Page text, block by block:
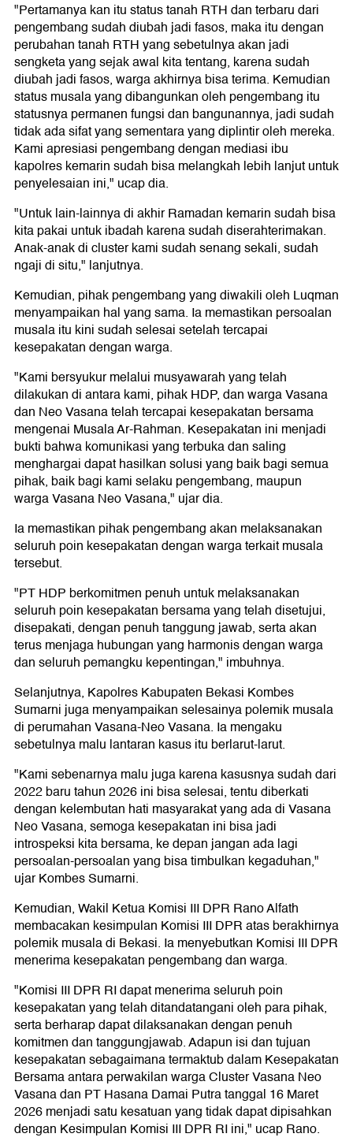
"Pertamanya kan itu status tanah RTH dan terbaru dari
pengembang sudah diubah jadi fasos, maka itu dengan
perubahan tanah RTH yang sebetulnya akan jadi
sengketa yang sejak awal kita tentang, karena sudah
diubah jadi fasos, warga akhirnya bisa terima. Kemudian
status musala yang dibangunkan oleh pengembang itu
statusnya permanen fungsi dan bangunannya, jadi sudah
tidak ada sifat yang sementara yang diplintir oleh mereka.
Kami apresiasi pengembang dengan mediasi ibu
kapolres kemarin sudah bisa melangkah lebih lanjut untuk
penyelesaian ini," ucap dia.
"Untuk lain-lainnya di akhir Ramadan kemarin sudah bisa
kita pakai untuk ibadah karena sudah diserahterimakan.
Anak-anak di cluster kami sudah senang sekali, sudah
ngaji di situ," lanjutnya.
Kemudian, pihak pengembang yang diwakili oleh Luqman
menyampaikan hal yang sama. Ia memastikan persoalan
musala itu kini sudah selesai setelah tercapai
kesepakatan dengan warga.
"Kami bersyukur melalui musyawarah yang telah
dilakukan di antara kami, pihak HDP, dan warga Vasana
dan Neo Vasana telah tercapai kesepakatan bersama
mengenai Musala Ar-Rahman. Kesepakatan ini menjadi
bukti bahwa komunikasi yang terbuka dan saling
menghargai dapat hasilkan solusi yang baik bagi semua
pihak, baik bagi kami selaku pengembang, maupun
warga Vasana Neo Vasana," ujar dia.
Ia memastikan pihak pengembang akan melaksanakan
seluruh poin kesepakatan dengan warga terkait musala
tersebut.
"PT HDP berkomitmen penuh untuk melaksanakan
seluruh poin kesepakatan bersama yang telah disetujui,
disepakati, dengan penuh tanggung jawab, serta akan
terus menjaga hubungan yang harmonis dengan warga
dan seluruh pemangku kepentingan," imbuhnya.
Selanjutnya, Kapolres Kabupaten Bekasi Kombes
Sumarni juga menyampaikan selesainya polemik musala
di perumahan Vasana-Neo Vasana. Ia mengaku
sebetulnya malu lantaran kasus itu berlarut-larut.
"Kami sebenarnya malu juga karena kasusnya sudah dari
2022 baru tahun 2026 ini bisa selesai, tentu diberkati
dengan kelembutan hati masyarakat yang ada di Vasana
Neo Vasana, semoga kesepakatan ini bisa jadi
introspeksi kita bersama, ke depan jangan ada lagi
persoalan-persoalan yang bisa timbulkan kegaduhan,"
ujar Kombes Sumarni.
Kemudian, Wakil Ketua Komisi III DPR Rano Alfath
membacakan kesimpulan Komisi III DPR atas berakhirnya
polemik musala di Bekasi. Ia menyebutkan Komisi III DPR
menerima kesepakatan pengembang dan warga.
"Komisi III DPR RI dapat menerima seluruh poin
kesepakatan yang telah ditandatangani oleh para pihak,
serta berharap dapat dilaksanakan dengan penuh
komitmen dan tanggungjawab. Adapun isi dan tujuan
kesepakatan sebagaimana termaktub dalam Kesepakatan
Bersama antara perwakilan warga Cluster Vasana Neo
Vasana dan PT Hasana Damai Putra tanggal 16 Maret
2026 menjadi satu kesatuan yang tidak dapat dipisahkan
dengan Kesimpulan Komisi III DPR RI ini," ucap Rano.